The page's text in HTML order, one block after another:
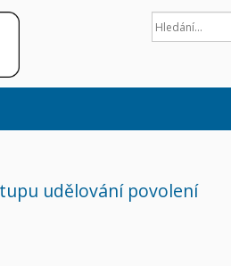
udělování povolení